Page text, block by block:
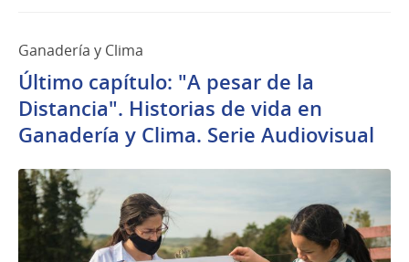
Ganadería y Clima
Último capítulo: "A pesar de la
Distancia". Historias de vida en
Ganadería y Clima. Serie Audiovisual